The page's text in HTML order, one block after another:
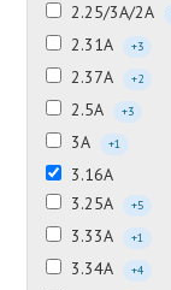
2.25/3А/2А
2.31А +3
2.37А +2
2.5А +3
3А +1
3.16А
3.25А
+5
3.33А +1
3.34А +4